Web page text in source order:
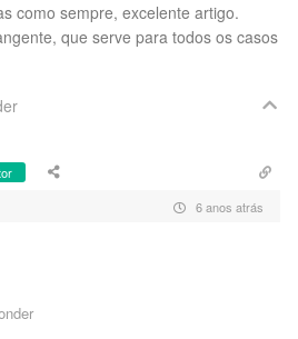
como sempre, excelente artigo.
que serve para todos os casos
6 anos atrás